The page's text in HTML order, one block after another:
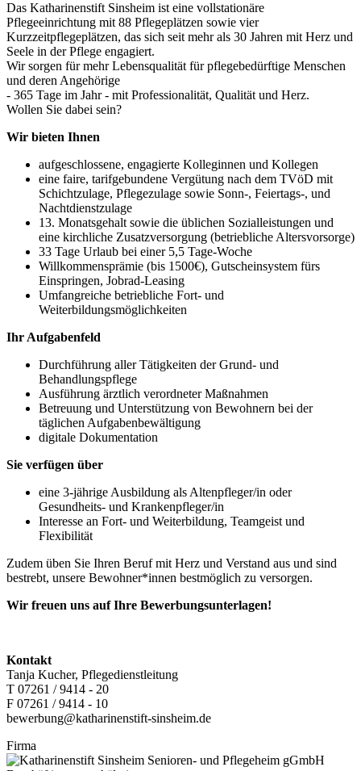
Das Katharinenstift Sinsheim ist eine vollstationäre
Pflegeeinrichtung mit 88 Pflegeplätzen sowie vier
Kurzzeitpflegeplätzen, das sich seit mehr als 30 Jahren mit Herz und
Seele in der Pflege engagiert.
Wir sorgen für mehr Lebensqualität für pflegebedürftige Menschen
und deren Angehörige
- 365 Tage im Jahr - mit Professionalität, Qualität und Herz.
Wollen Sie dabei sein?
Wir bieten Ihnen
aufgeschlossene, engagierte Kolleginnen und Kollegen
eine faire, tarifgebundene Vergütung nach dem TVöD mit
Schichtzulage, Pflegezulage sowie Sonn-, Feiertags-, und
Nachtdienstzulage
13. Monatsgehalt sowie die üblichen Sozialleistungen und
eine kirchliche Zusatzversorgung (betriebliche Altersvorsorge)
33 Tage Urlaub bei einer 5,5 Tage-Woche
Willkommensprämie (bis 1500€), Gutscheinsystem fürs
Einspringen, Jobrad-Leasing
Umfangreiche betriebliche Fort- und
Weiterbildungsmöglichkeiten
Ihr Aufgabenfeld
Durchführung aller Tätigkeiten der Grund- und
Behandlungspflege
Ausführung ärztlich verordneter Maßnahmen
Betreuung und Unterstützung von Bewohnern bei der
täglichen Aufgabenbewältigung
digitale Dokumentation
Sie verfügen über
eine 3-jährige Ausbildung als Altenpfleger/in oder
Gesundheits- und Krankenpfleger/in
Interesse an Fort- und Weiterbildung, Teamgeist und
Flexibilität
Zudem üben Sie Ihren Beruf mit Herz und Verstand aus und sind
bestrebt, unsere Bewohner*innen bestmöglich zu versorgen.
Wir freuen uns auf Ihre Bewerbungsunterlagen!
Kontakt
Tanja Kucher, Pflegedienstleitung
T 07261 / 9414 - 20
F 07261 / 9414 - 10
bewerbung@katharinenstift-sinsheim.de
Firma